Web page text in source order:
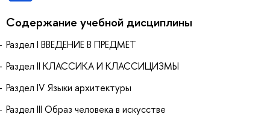
Содержание учебной дисциплины
Раздел I ВВЕДЕНИЕ В ПРЕДМЕТ
Раздел II КЛАССИКА И КЛАССИЦИЗМЫ
Раздел IV Языки архитектуры
Раздел III Образ человека в искусстве